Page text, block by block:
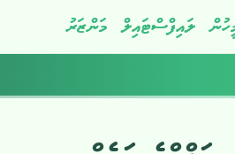
ލައިފްސްޓައިލް މަންޒަރު